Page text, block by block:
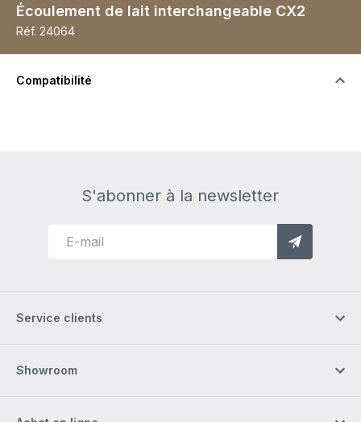
Écoulement de lait interchangeable CX2
Réf. 24064
Compatibilité
S'abonner à la newsletter
Service clients
Showroom